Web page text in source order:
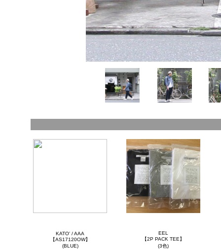
KATO' / AAA
【AS17120OW】
(BLUE)
EEL
【2P PACK TEE】
(3色)